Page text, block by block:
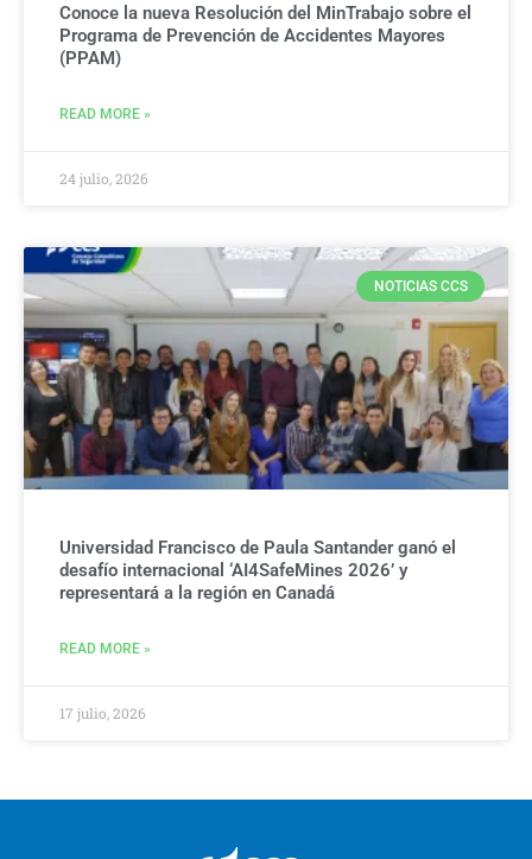
Conoce la nueva Resolución del MinTrabajo sobre el
Programa de Prevención de Accidentes Mayores
(PPAM)
READ MORE »
24 julio, 2026
NOTICIAS CCS
Universidad Francisco de Paula Santander ganó el
desafío internacional ‘AI4SafeMines 2026’ y
representará a la región en Canadá
READ MORE »
17 julio, 2026